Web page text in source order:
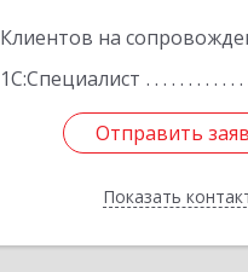
Клиентов на
1С:Специалист
Отправить
Показать
Отправить
Назад